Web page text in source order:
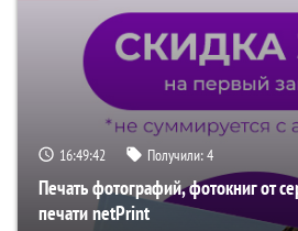
16:49:41 Получили:4
Печать фотографий, фотокниг от
печати netPrint